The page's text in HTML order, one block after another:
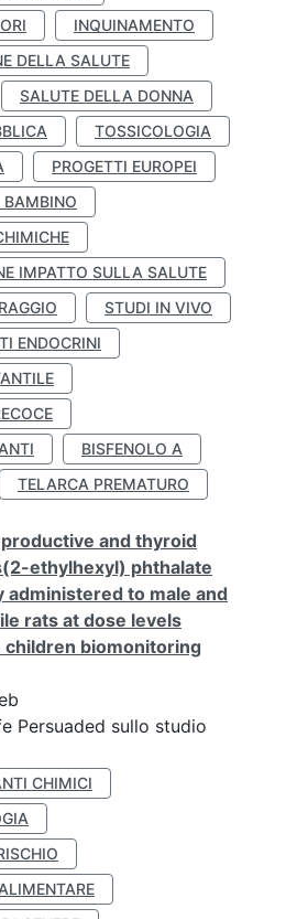
INQUINAMENTO
DELLA SALUTE
SALUTE DELLA DONNA
TOSSICOLOGIA
PROGETTI EUROPEI
BAMBINO
IMPATTO SULLA SALUTE
STUDI IN VIVO
ENDOCRINI
BISFENOLO A
TELARCA PREMATURO
and thyroid
ethylhexyl) phthalate
administered to male and
rats at dose levels
biomonitoring
Persuaded sullo studio
CHIMICI